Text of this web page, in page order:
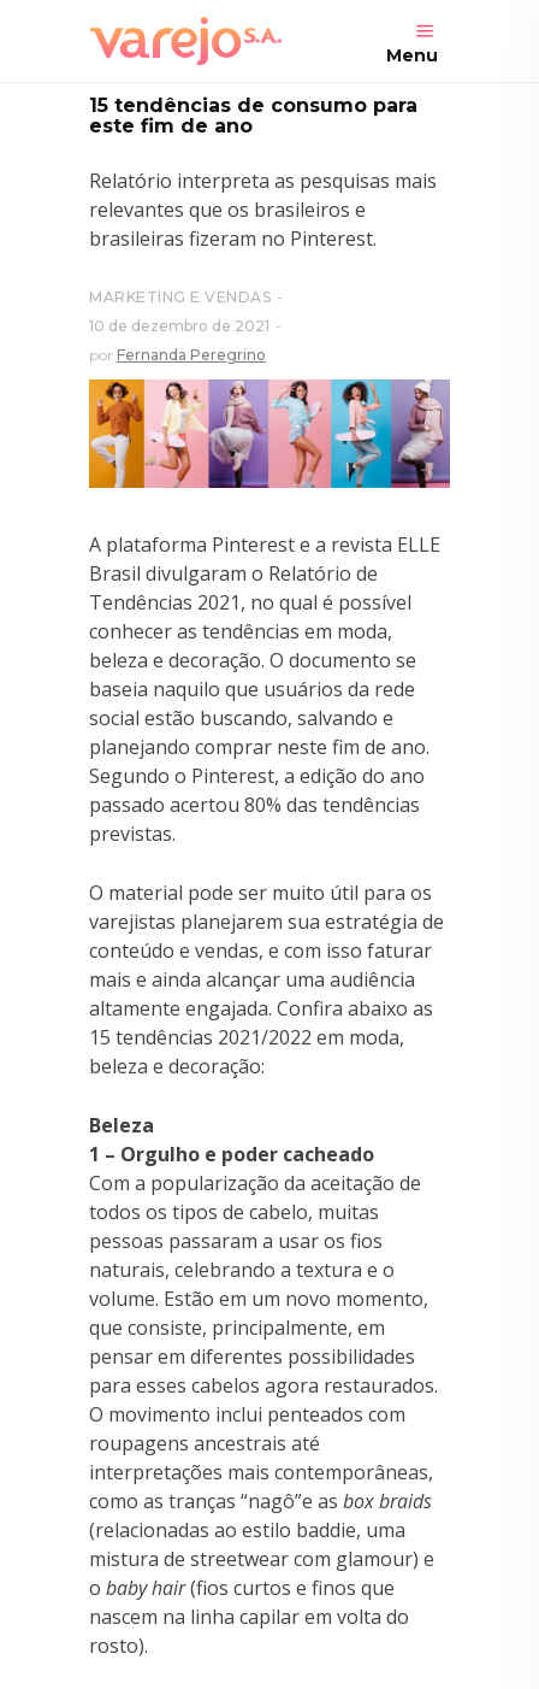
Menu
15 tendências de consumo para
este fim de ano
Relatório interpreta as pesquisas mais
relevantes que os brasileiros e
brasileiras fizeram no Pinterest.
MARKETING E VENDAS
10 de dezembro de 2021
por Fernanda Peregrino
A plataforma Pinterest e a revista ELLE
Brasil divulgaram o Relatório de
Tendências 2021, no qual é possível
conhecer as tendências em moda,
beleza e decoração. O documento se
baseia naquilo que usuários da rede
social estão buscando, salvando e
planejando comprar neste fim de ano.
Segundo o Pinterest, a edição do ano
passado acertou 80% das tendências
previstas.
O material pode ser muito útil para os
varejistas planejarem sua estratégia de
conteúdo e vendas, e com isso faturar
mais e ainda alcançar uma audiência
altamente engajada. Confira abaixo as
15 tendências 2021/2022 em moda,
beleza e decoração:
Beleza
1 – Orgulho e poder cacheado
Com a popularização da aceitação de
todos os tipos de cabelo, muitas
pessoas passaram a usar os fios
naturais, celebrando a textura e o
volume. Estão em um novo momento,
que consiste, principalmente, em
pensar em diferentes possibilidades
para esses cabelos agora restaurados.
O movimento inclui penteados com
roupagens ancestrais até
interpretações mais contemporâneas,
como as tranças “nagô”e as box braids
(relacionadas ao estilo baddie, uma
mistura de streetwear com glamour) e
o baby hair(fios curtos e finos que
nascem na linha capilar em volta do
rosto).